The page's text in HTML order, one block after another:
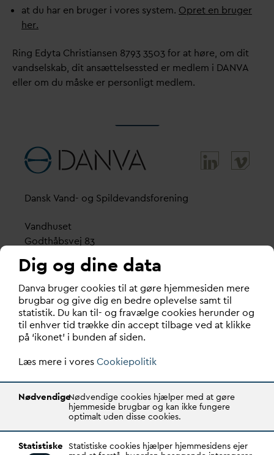
at du har en bruger i vores system. Opret en bruger
her.
Ring Edyta Christiansen 8793 3503 for at høre, om dit
vandselskab, dit ansættelsessted er medlem i DANVA
eller om du måske er personligt medlem.
Dansk Vand- og Spildevandsforening
Vandhuset
Godthåbsvej 83
8660 Skanderborg
København
Vester Farimagsgade 1, 5. sal.
1606 København V
Tlf.: 70 21 00 55
d
a.dk
Transparency Register: REG 0105047100027-26
Dig og dine data
Danva bruger cookies til at gøre hjemmesiden mere
brugbar og give dig en bedre oplevelse samt til
statistik. Du kan til- og fravælge cookies herunder og
til enhver tid trække din accept tilbage ved at klikke
på ‘ikonet’ i bunden af siden.
Læs mere i voresCookiepolitik
NødvendigeNødvendige cookies hjælper med at gøre
hjemmeside brugbar og kan ikke fungere
optimalt uden disse cookies.
Statistiske Statistiske cookies hjælper hjemmesidens ejer